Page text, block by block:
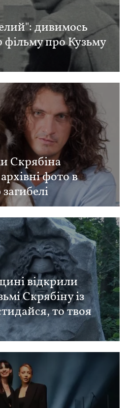
дивимось
про Кузьму
Скрябіна
фото в
відкрили
Скрябіну із
то твоя